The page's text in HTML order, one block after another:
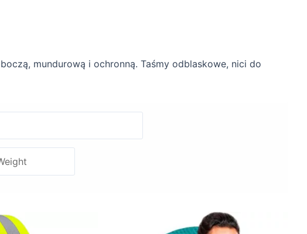
mundurową i ochronną. Taśmy odblaskowe, nici do